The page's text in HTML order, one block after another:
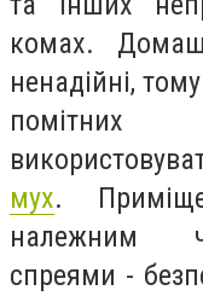
комах.
ненадійні,
помітних
мух.
належним
спреями -